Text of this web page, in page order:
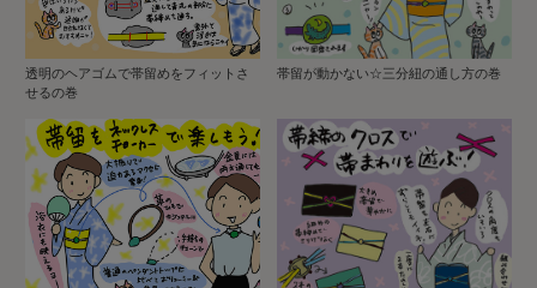
透明のヘアゴムで帯留めをフィットさ
せるの巻
帯留が動かない☆三分紐の通し方の巻